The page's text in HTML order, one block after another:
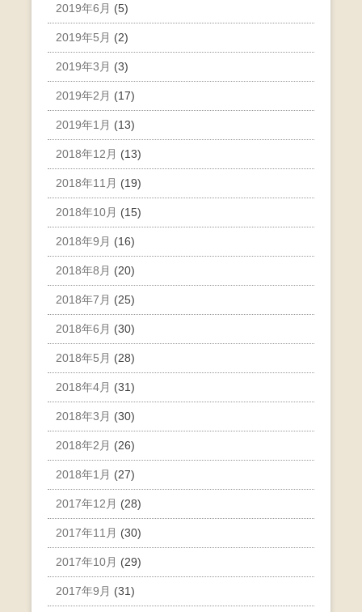
2019年6月 (5)
2019年5月 (2)
2019年3月 (3)
2019年2月 (17)
2019年1月 (13)
2018年12月 (13)
2018年11月 (19)
2018年10月 (15)
2018年9月 (16)
2018年8月 (20)
2018年7月 (25)
2018年6月 (30)
2018年5月 (28)
2018年4月 (31)
2018年3月 (30)
2018年2月 (26)
2018年1月 (27)
2017年12月 (28)
2017年11月 (30)
2017年10月 (29)
2017年9月 (31)